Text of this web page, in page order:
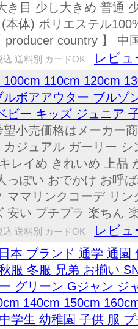
き目 少し大きめ 普通
本体) ポリエステル
producer country 】 中
込 送料別 カードOK レビュ
100cm 110cm 120cm
ルボアアウター ブルゾ
ビー キッズ ジュニア
望小売価格はメーカー
カジュアル ガーリー
レイめ きれいめ 上品
っぽい おでかけ お呼
ママリンクコーデ リ
安い プチプラ 楽ちん
込 送料別 カードOK レビュ
本 ブランド 通学 通
服 冬服 兄弟 お揃い
グリーン Gジャン ジ
140cm 150cm
学生 幼稚園 子供 服